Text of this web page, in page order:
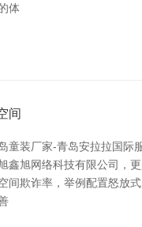
体
间
童装厂家-青岛安拉拉国
鑫旭网络科技有限公司，
间欺诈率，举例配置怒放